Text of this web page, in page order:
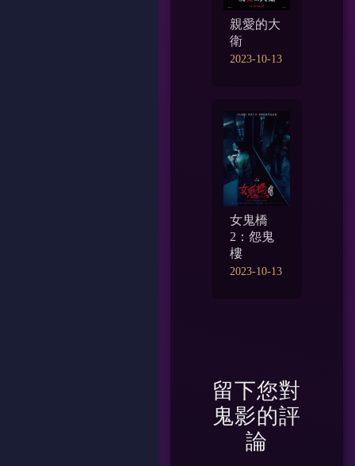
親愛的大
衛
2023-10-13
女鬼橋
2：怨鬼
樓
2023-10-13
留下您對
鬼影的評
論